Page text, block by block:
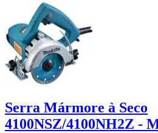
Serra Mármore à Seco
4100NSZ/4100NH2Z -